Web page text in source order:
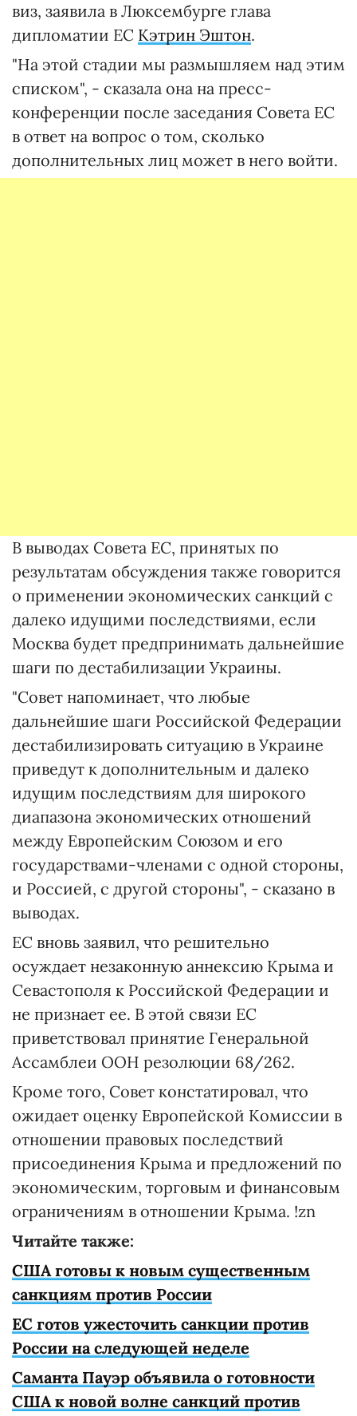
виз, заявила в Люксембурге глава
дипломатии ЕС Кэтрин Эштон.
"На этой стадии мы размышляем над этим
списком", - сказала она на пресс-
конференции после заседания Совета ЕС
в ответ на вопрос о том, сколько
дополнительных лиц может в него войти.
В выводах Совета ЕС, принятых по
результатам обсуждения также говорится
о применении экономических санкций с
далеко идущими последствиями, если
Москва будет предпринимать дальнейшие
шаги по дестабилизации Украины.
"Совет напоминает, что любые
дальнейшие шаги Российской Федерации
дестабилизировать ситуацию в Украине
приведут к дополнительным и далеко
идущим последствиям для широкого
диапазона экономических отношений
между Европейским Союзом и его
государствами-членами с одной стороны,
и Россией, с другой стороны", - сказано в
выводах.
ЕС вновь заявил, что решительно
осуждает незаконную аннексию Крыма и
Севастополя к Российской Федерации и
не признает ее. В этой связи ЕС
приветствовал принятие Генеральной
Ассамблеи ООН резолюции 68/262.
Кроме того, Совет констатировал, что
ожидает оценку Европейской Комиссии в
отношении правовых последствий
присоединения Крыма и предложений по
экономическим, торговым и финансовым
ограничениям в отношении Крыма. !zn
Читайте также:
США готовы к новым существенным
санкциям против России
ЕС готов ужесточить санкции против
России на следующей неделе
Саманта Пауэр объявила о готовности
США к новой волне санкций против